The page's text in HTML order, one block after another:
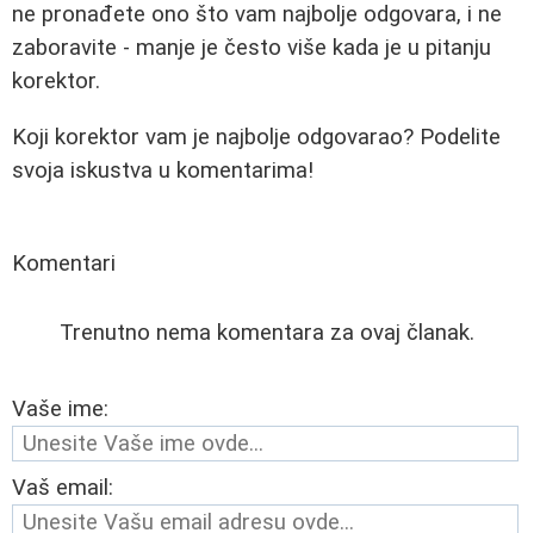
ne pronađete ono što vam najbolje odgovara, i ne
zaboravite - manje je često više kada je u pitanju
korektor.
Koji korektor vam je najbolje odgovarao? Podelite
svoja iskustva u komentarima!
Komentari
Trenutno nema komentara za ovaj članak.
Vaše ime:
Vaš email: